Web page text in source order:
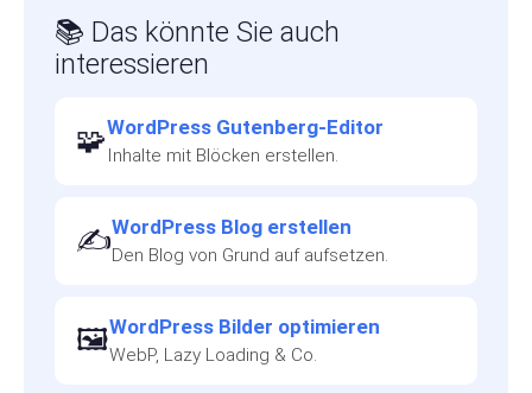
📚 Das könnte Sie auch
interessieren
🧩WordPress Gutenberg-Editor
Inhalte mit Blöcken erstellen.
✍️WordPress Blog erstellen
Den Blog von Grund auf aufsetzen.
🖼️WordPress Bilder optimieren
WebP, Lazy Loading & Co.